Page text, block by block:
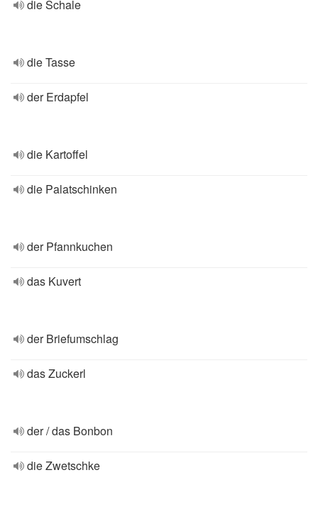
die Schale
die Tasse
der Erdapfel
die Kartoffel
die Palatschinken
der Pfannkuchen
das Kuvert
der Briefumschlag
das Zuckerl
der / das Bonbon
die Zwetschke